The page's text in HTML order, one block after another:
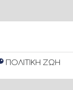
ΠΟΛΙΤΙΚΗ ΖΩΗ